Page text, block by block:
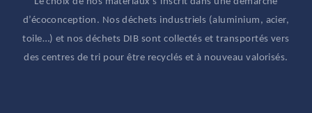
d’écoconception. Nos déchets industriels (aluminium, acier,
toile…) et nos déchets DIB sont collectés et transportés vers
des centres de tri pour être recyclés et à nouveau valorisés.